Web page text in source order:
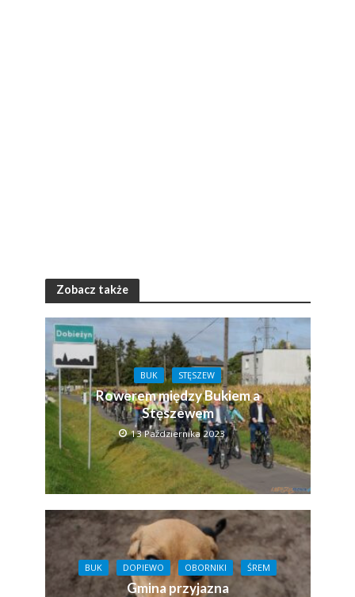
Zobacz także
BUK STĘSZEW
Rowerem między Bukiem a
Stęszewem
13 Października 2023
BUK DOPIEWO OBORNIKI ŚREM
Gmina przyjazna